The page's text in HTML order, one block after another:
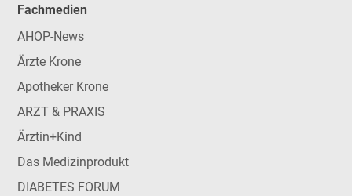
Fachmedien
AHOP-News
Ärzte Krone
Apotheker Krone
ARZT & PRAXIS
Ärztin+Kind
Das Medizinprodukt
DIABETES FORUM